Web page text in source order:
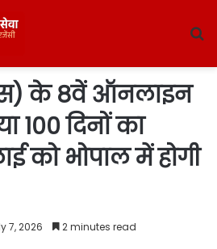
के 8वें ऑनलाइन
100 दिनों का
को भोपाल में होगी
7, 2026 2 minutes read